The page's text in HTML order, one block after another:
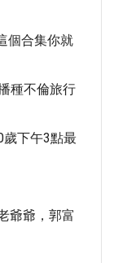
個合集你就
種不倫旅行
下午3點最
爺爺，郭富